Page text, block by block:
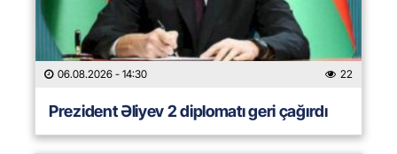
06.08.2026 - 14:30 22
Prezident Əliyev 2 diplomatı geri çağırdı